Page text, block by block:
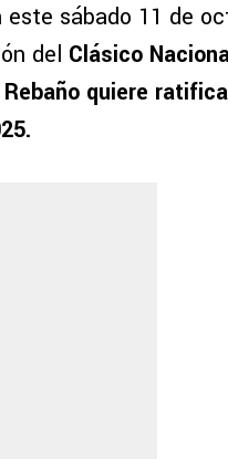
sábado 11 de
del Clásico
Rebaño quiere